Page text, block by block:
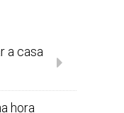
a casa
hora